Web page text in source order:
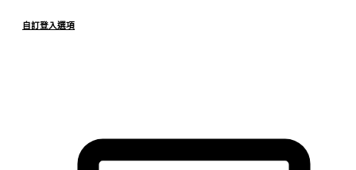
自訂登入選項